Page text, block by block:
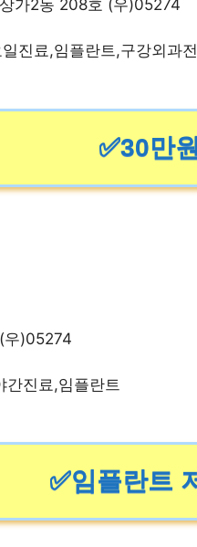
가2동 208호 (우)05274
진료,임플란트,구강외과
✅30만
우)05274
간진료,임플란트
✅임플란트